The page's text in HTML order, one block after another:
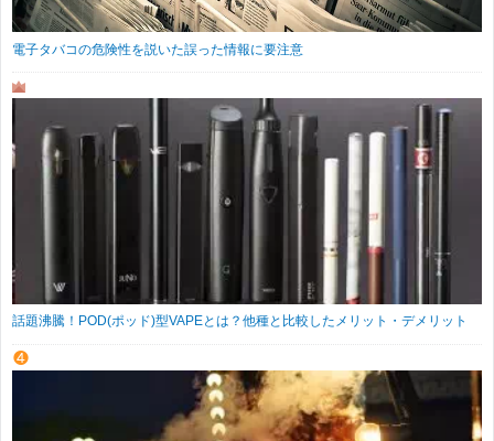
電子タバコの危険性を説いた誤った情報に要注意
話題沸騰！POD(ポッド)型VAPEとは？他種と比較したメリット・デメリット